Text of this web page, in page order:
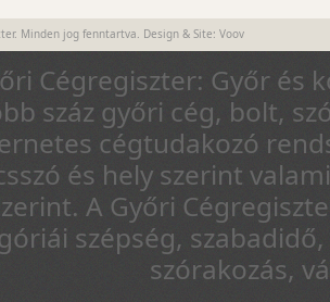
Minden jog fenntartva. Design & Site: Voov
Cégregiszter: Győr és
száz győri cég, bolt,
cégtudakozó
és hely szerint
A Győri
szépség,
szórakozás,